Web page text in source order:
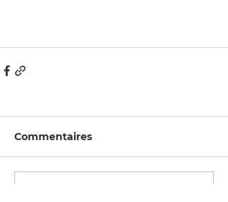
Commentaires